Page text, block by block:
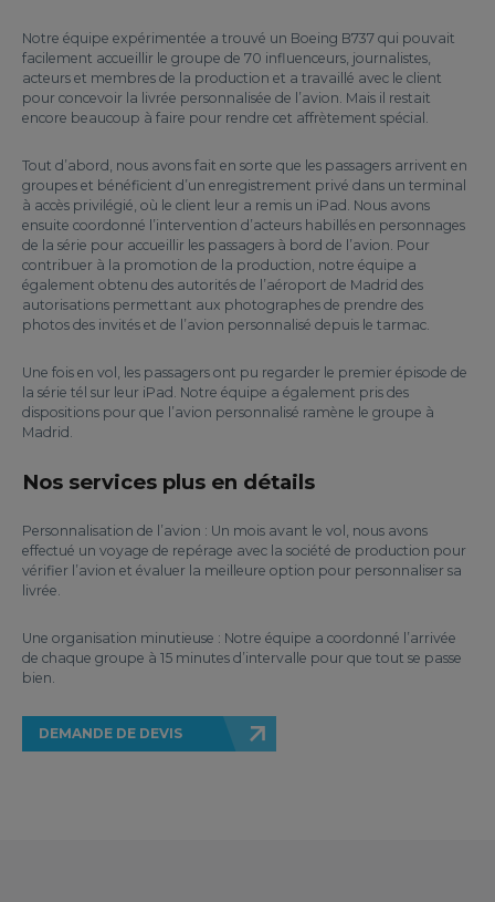
Notre équipe expérimentée a trouvé un Boeing B737 qui pouvait
facilement accueillir le groupe de 70 influenceurs, journalistes,
acteurs et membres de la production et a travaillé avec le client
pour concevoir la livrée personnalisée de l’avion. Mais il restait
encore beaucoup à faire pour rendre cet affrètement spécial.
Tout d’abord, nous avons fait en sorte que les passagers arrivent en
groupes et bénéficient d’un enregistrement privé dans un terminal
à accès privilégié, où le client leur a remis un iPad. Nous avons
ensuite coordonné l’intervention d’acteurs habillés en personnages
de la série pour accueillir les passagers à bord de l’avion. Pour
contribuer à la promotion de la production, notre équipe a
également obtenu des autorités de l’aéroport de Madrid des
autorisations permettant aux photographes de prendre des
photos des invités et de l’avion personnalisé depuis le tarmac.
Une fois en vol, les passagers ont pu regarder le premier épisode de
la série tél sur leur iPad. Notre équipe a également pris des
dispositions pour que l’avion personnalisé ramène le groupe à
Madrid.
Nos services plus en détails
Personnalisation de l’avion : Un mois avant le vol, nous avons
effectué un voyage de repérage avec la société de production pour
vérifier l’avion et évaluer la meilleure option pour personnaliser sa
livrée.
Une organisation minutieuse : Notre équipe a coordonné l’arrivée
de chaque groupe à 15 minutes d’intervalle pour que tout se passe
bien.
DEMANDE DE DEVIS